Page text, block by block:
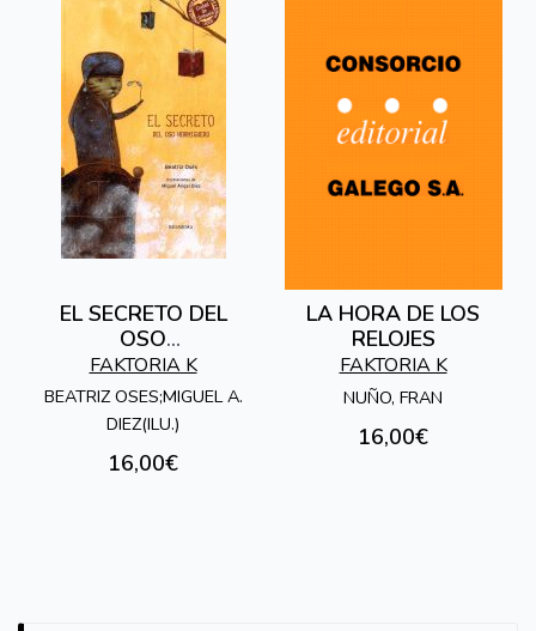
EL SECRETO DEL
OSO
HORMIGUERO.PREMI
O DE POESIA PARA
NIÑAS..
FAKTORIA K
BEATRIZ OSES;MIGUEL A.
DIEZ(ILU.)
16,00€
LA HORA DE LOS
RELOJES
FAKTORIA K
NUÑO, FRAN
16,00€